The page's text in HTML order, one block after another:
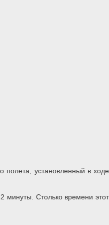
полета, установленный в ходе
минуты. Столько времени этот